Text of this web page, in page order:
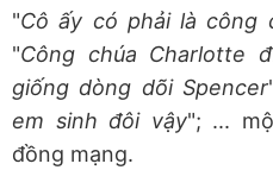
"Cô ấy có phải là công
"Công chúa Charlotte
giống dòng dõi Spencer
em sinh đôi vậy"; ...
đồng mạng.